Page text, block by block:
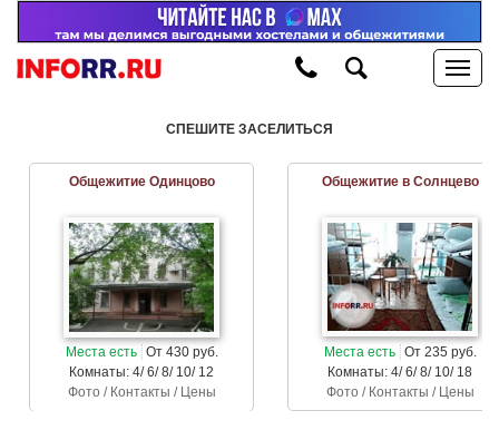
СПЕШИТЕ ЗАСЕЛИТЬСЯ
Общежитие Одинцово
Места есть От 430 руб.
Комнаты: 4/ 6/ 8/ 10/ 12
Фото / Контакты / Цены
Общежитие в Солнцево
Места есть От 235 руб.
Комнаты: 4/ 6/ 8/ 10/ 18
Фото / Контакты / Цены